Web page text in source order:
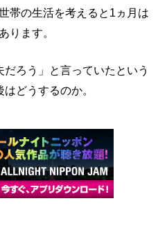
帯の生活を考えると1ヵ月は
ります。
ろう」と言っていたという
どうするのか。